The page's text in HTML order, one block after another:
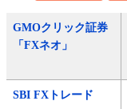
GMOクリック証券
「FXネオ」
SBI FXトレード